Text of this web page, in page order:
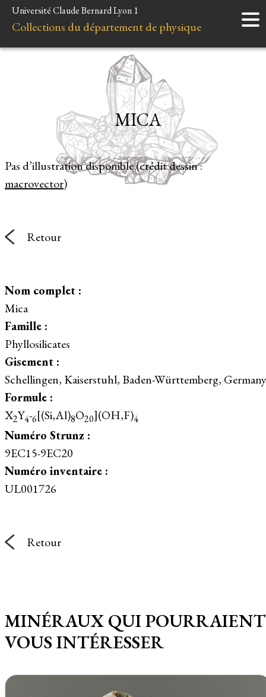
Accueil
Instruments
Liens et ressources
Université Claude Bernard Lyon 1
Collections du département de physique
Pas d’illustration disponible (crédit dessin :
macrovector)
MICA
Retour
Nom complet :
Mica
Famille :
Phyllosilicates
Gisement :
Schellingen, Kaiserstuhl, Baden-Württemberg, Germany
Formule :
X2Y4-6[(Si,Al)8O20](OH,F)4
Numéro Strunz :
9EC15-9EC20
Numéro inventaire :
UL001726
Retour
MINÉRAUX QUI POURRAIENT
VOUS INTÉRESSER